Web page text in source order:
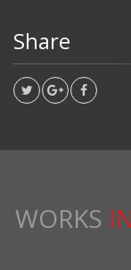
Share
WORKS